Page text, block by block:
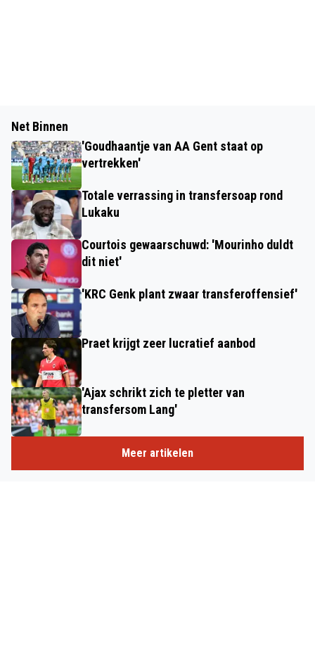
Net Binnen
'Goudhaantje van AA Gent staat op
vertrekken'
Totale verrassing in transfersoap rond
Lukaku
Courtois gewaarschuwd: 'Mourinho duldt
dit niet'
'KRC Genk plant zwaar transferoffensief'
Praet krijgt zeer lucratief aanbod
'Ajax schrikt zich te pletter van
transfersom Lang'
Meer artikelen